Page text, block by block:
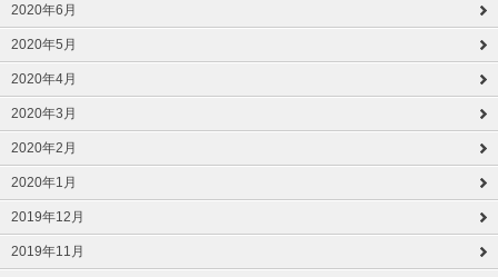
2020年6月
2020年5月
2020年4月
2020年3月
2020年2月
2020年1月
2019年12月
2019年11月